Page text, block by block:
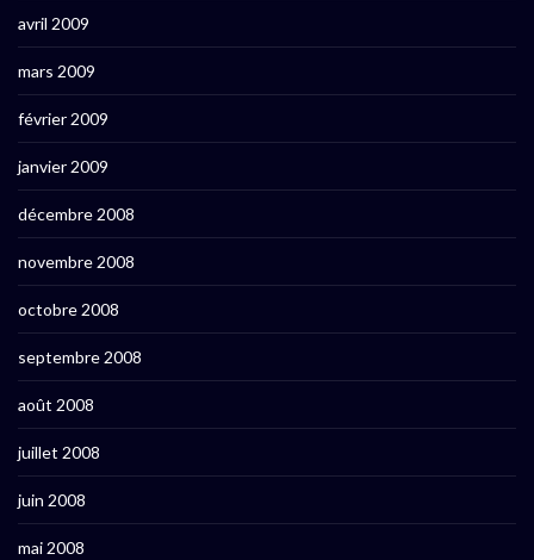
avril 2009
mars 2009
février 2009
janvier 2009
décembre 2008
novembre 2008
octobre 2008
septembre 2008
août 2008
juillet 2008
juin 2008
mai 2008